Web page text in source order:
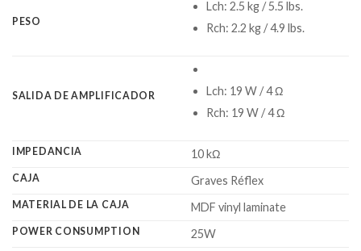
PESO
Lch: 2.5 kg / 5.5 lbs.
Rch: 2.2 kg / 4.9 lbs.
SALIDA DE AMPLIFICADOR
Lch: 19 W / 4 Ω
Rch: 19 W / 4 Ω
IMPEDANCIA 10 kΩ
CAJA Graves Réflex
MATERIAL DE LA CAJA MDF vinyl laminate
POWER CONSUMPTION 25W